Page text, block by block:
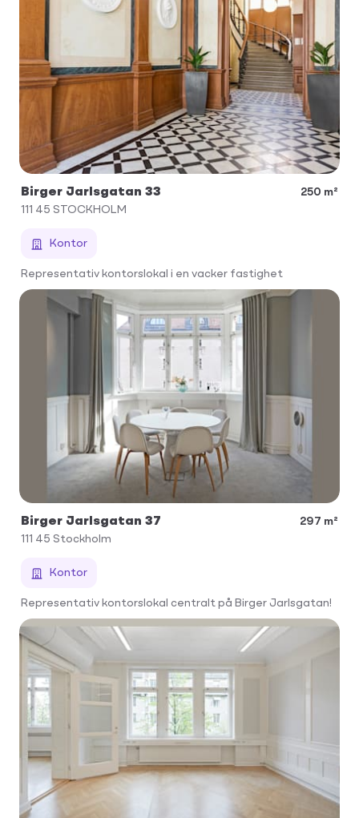
Birger Jarlsgatan 33
250 m²
111 45 STOCKHOLM
Kontor
Representativ kontorslokal i en vacker fastighet
Birger Jarlsgatan 37
297 m²
111 45 Stockholm
Kontor
Representativ kontorslokal centralt på Birger Jarlsgatan!